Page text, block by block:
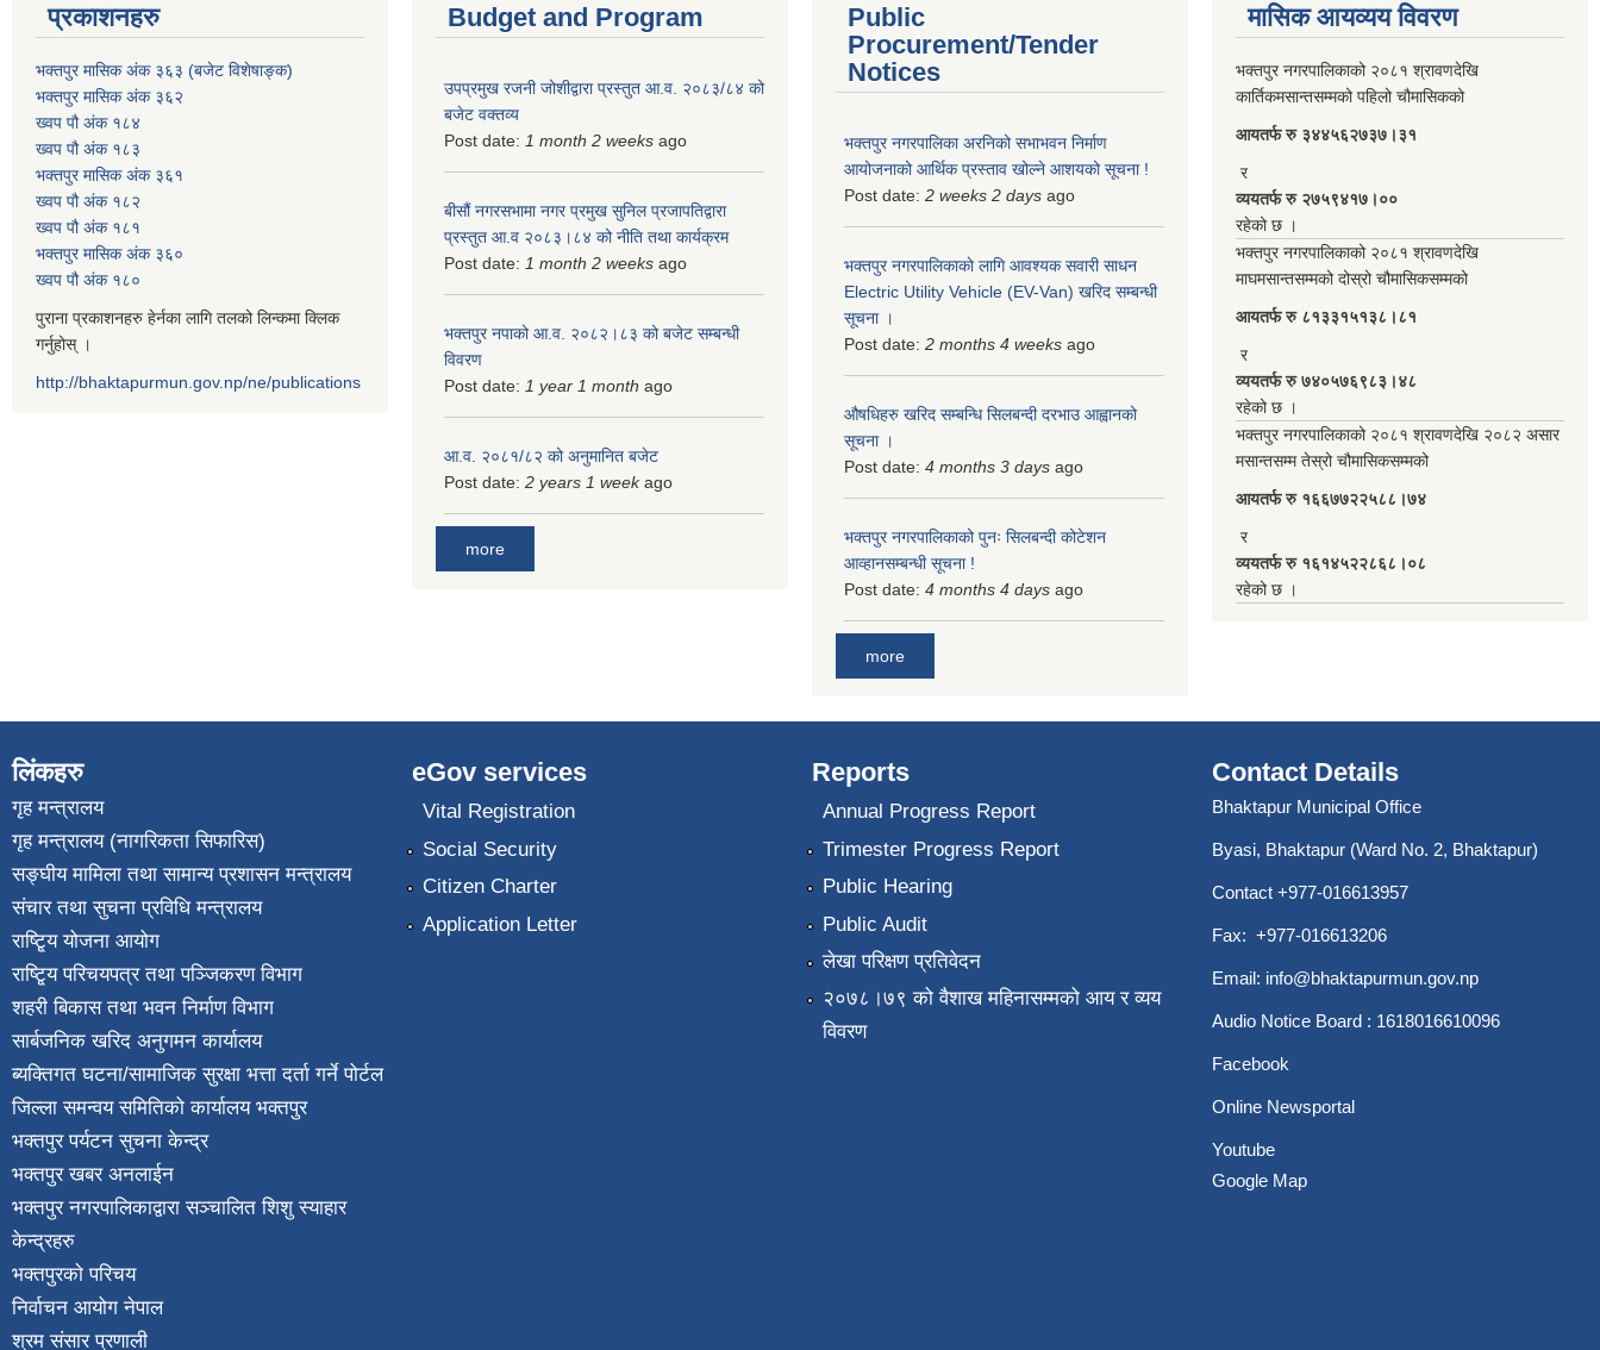
प्रकाशनहरु
भक्तपुर मासिक अंक ३६३ (बजेट विशेषाङ्क)
भक्तपुर मासिक अंक ३६२
ख्वप पौ अंक १८४
ख्वप पौ अंक १८३
भक्तपुर मासिक अंक ३६१
ख्वप पौ अंक १८२
ख्वप पौ अंक १८१
भक्तपुर मासिक अंक ३६०
ख्वप पौ अंक १८०
पुराना प्रकाशनहरु हेर्नका लागि तलको लिन्कमा क्लिक
गर्नुहोस् ।
http://bhaktapurmun.gov.np/ne/publications
Budget and Program
उपप्रमुख रजनी जोशीद्वारा प्रस्तुत आ.व. २०८३/८४ को
बजेट वक्तव्य
Post date: 1 month 2 weeks ago
बीसौं नगरसभामा नगर प्रमुख सुनिल प्रजापतिद्वारा
प्रस्तुत आ.व‍ २०८३।८४ को नीति तथा कार्यक्रम
Post date: 1 month 2 weeks ago
भक्तपुर नपाको आ.व. २०८२।८३ को बजेट सम्बन्धी
विवरण
Post date: 1 year 1 month ago
आ.व. २०८१/८२ को अनुमानित बजेट
Post date: 2 years 1 weekago
more
Public
Procurement/Tender
Notices
भक्तपुर नगरपालिका अरनिको सभाभवन निर्माण
आयोजनाको आर्थिक प्रस्ताव खोल्ने आशयको सूचना !
Post date: 2 weeks 2 days ago
भक्तपुर नगरपालिकाकाे लागि आवश्यक सवारी साधन
Electric Utility Vehicle (EV-Van) खरिद सम्बन्धी
सूचना ।
Post date: 2 months 4 weeks ago
औषधिहरु खरिद सम्बन्धि सिलबन्दी दरभाउ आह्वानको
सूचना ।
Post date: 4 months 3 days ago
भक्तपुर नगरपालिकाको पुनः सिलबन्दी कोटेशन
आव्हानसम्बन्धी सूचना !
Post date: 4 months 4 days ago
more
मासिक आयव्यय विवरण
भक्तपुर नगरपालिकाको २०८१ श्रावणदेखि
कार्तिकमसान्तसम्मको पहिलो चौमासिकको
आयतर्फ रु‌ ३४४५६२७३७।३१
र
व्ययतर्फ रु २७५९४१७।००
रहेको छ ।
भक्तपुर नगरपालिकाको २०८१ श्रावणदेखि
माघमसान्तसम्मको दोस्रो चौमासिकसम्मको
आयतर्फ रु‌ ८१३३१५१३८।८१
र
व्ययतर्फ रु ७४०५७६९८३।४८
रहेको छ ।
भक्तपुर नगरपालिकाको २०८१ श्रावणदेखि २०८२ असार
मसान्तसम्म तेस्रो चौमासिकसम्मको
आयतर्फ रु‌ १६६७७२२५८८।७४
र
व्ययतर्फ रु १६१४५२२८६८।०८
रहेको छ ।
लिंकहरु
गृह मन्त्रालय
गृह मन्त्रालय (नागरिकता सिफारिस)
सङ्घीय मामिला तथा सामान्य प्रशासन मन्त्रालय
संचार तथा सुचना प्रविधि मन्त्रालय
राष्टि्ृय योजना आयोग
राष्टि्ृय परिचयपत्र तथा पञ्जिकरण विभाग
शहरी बिकास तथा भवन निर्माण विभाग
सार्बजनिक खरिद अनुगमन कार्यालय
ब्यक्तिगत घटना/सामाजिक सुरक्षा भत्ता दर्ता गर्ने पोर्टल
जिल्ला समन्वय समितिको कार्यालय भक्तपुर
भक्तपुर पर्यटन सुचना केन्द्र
भक्तपुर खबर अनलाईन
भक्तपुर नगरपालिकाद्वारा सञ्चालित शिशु स्याहार
केन्द्रहरु
भक्तपुरकाे परिचय
निर्वाचन आयोग नेपाल
श्रम संसार प्रणाली
eGov services
Vital Registration
Social Security
Citizen Charter
Application Letter
Reports
Annual Progress Report
Trimester Progress Report
Public Hearing
Public Audit
लेखा परिक्षण प्रतिवेदन
२०७८।७९ को वैशाख महिनासम्मको आय र व्यय
विवरण
Contact Details
Bhaktapur Municipal Office
Byasi, Bhaktapur (Ward No. 2, Bhaktapur)
Contact +977-016613957
Fax: +977-016613206
Email: info@bhaktapurmun.gov.np
Audio Notice Board : 1618016610096
Facebook
Online Newsportal
Youtube
Google Map